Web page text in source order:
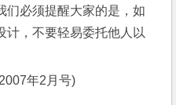
们必须提醒大家的是，如
计，不要轻易委托他人以
年2月号)